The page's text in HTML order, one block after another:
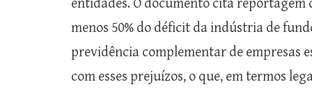
entidades. O documento cita reportagem
menos 50% do déficit da indústria de
previdência complementar de empresas
com esses prejuízos, o que, em termos